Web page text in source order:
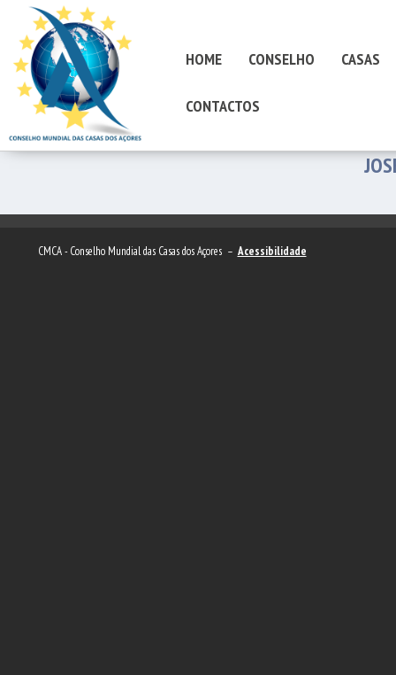
HOME CONSELHO CASAS
CONTACTOS
CMCA - Conselho Mundial das Casas dos Açores – Acessibilidade